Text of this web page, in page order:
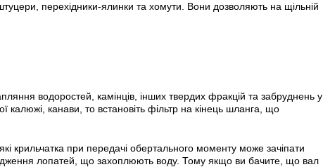
перехідники-ялинки та хомути. Вони дозволяють на щільній
водоростей, камінців, інших твердих фракцій та забруднень у
калюжі, канави, то встановіть фільтр на кінець шланга, що
крильчатка при передачі обертального моменту може зачіпати
лопатей, що захоплюють воду. Тому якщо ви бачите, що вал